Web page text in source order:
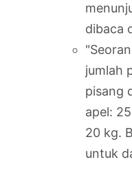
dibaca
jumlah
pisang
apel:
20 kg.
untuk